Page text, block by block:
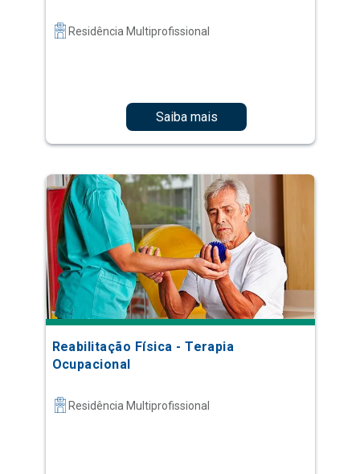
Residência Multiprofissional
Saiba mais
Reabilitação Física - Terapia
Ocupacional
Residência Multiprofissional